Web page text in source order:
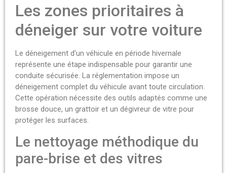
Les zones prioritaires à
déneiger sur votre voiture
Le déneigement d'un véhicule en période hivernale
représente une étape indispensable pour garantir une
conduite sécurisée. La réglementation impose un
déneigement complet du véhicule avant toute circulation.
Cette opération nécessite des outils adaptés comme une
brosse douce, un grattoir et un dégivreur de vitre pour
protéger les surfaces.
Le nettoyage méthodique du
pare-brise et des vitres